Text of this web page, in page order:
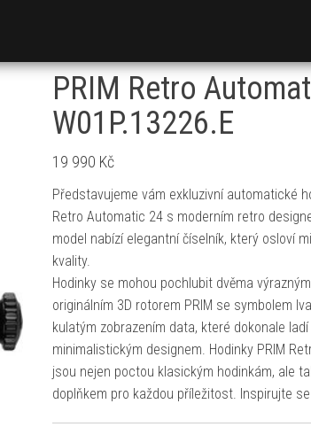
PRIM Retro
W01P.13226.E
19 990 Kč
Představujeme vám exkluzivní automatické
Retro Automatic 24 s moderním retro
model nabízí elegantní číselník, který osloví
kvality.
Hodinky se mohou pochlubit dvěma
originálním 3D rotorem PRIM se symbolem
kulatým zobrazením data, které dokonale ladí
minimalistickým designem. Hodinky PRIM
jsou nejen poctou klasickým hodinkám, ale
doplňkem pro každou příležitost. Inspirujte